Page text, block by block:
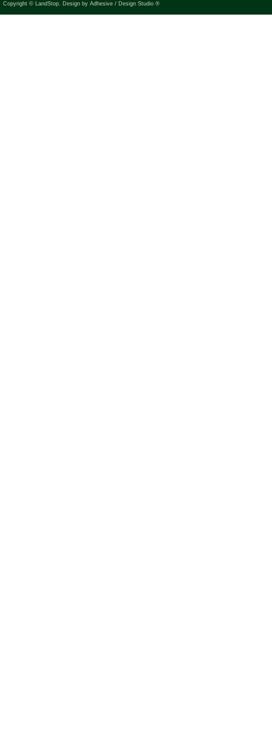
Copyright © LandStop. Design by Adhesive / Design Studio ®